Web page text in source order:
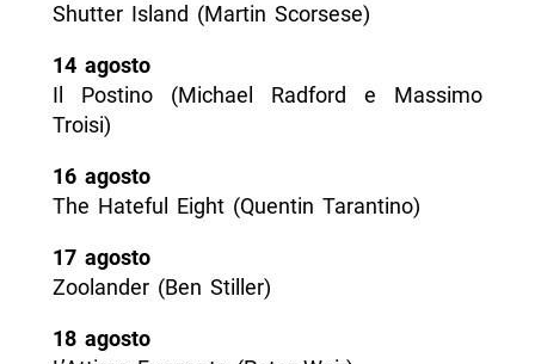
Shutter Island (Martin Scorsese)
14 agosto
Il Postino (Michael Radford e Massimo
Troisi)
16 agosto
The Hateful Eight (Quentin Tarantino)
17 agosto
Zoolander (Ben Stiller)
18 agosto